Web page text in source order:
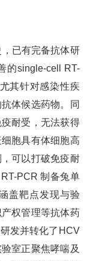
已有完备抗体研
的single-cell RT-
其针对感染性疾
体候选药物。同
耐受，无法获得
胞具有体细胞高
可以打破免疫耐
PCR 制备兔单
盖靶点发现与验
权管理等抗体药
发并转化了HCV
室正聚焦哮喘及